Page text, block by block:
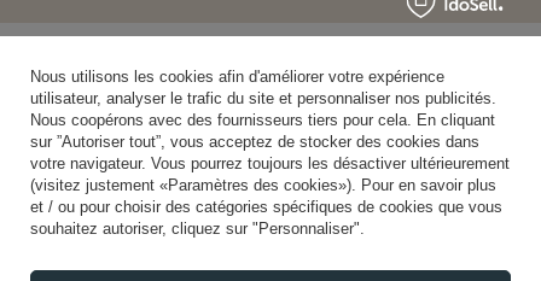
Nous utilisons les cookies afin d'améliorer votre expérience
utilisateur, analyser le trafic du site et personnaliser nos publicités.
Nous coopérons avec des fournisseurs tiers pour cela. En cliquant
sur ”Autoriser tout”, vous acceptez de stocker des cookies dans
votre navigateur. Vous pourrez toujours les désactiver ultérieurement
(visitez justement «Paramètres des cookies»). Pour en savoir plus
et / ou pour choisir des catégories spécifiques de cookies que vous
souhaitez autoriser, cliquez sur "Personnaliser".